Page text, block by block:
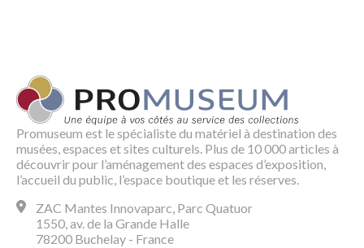
Promuseum est le spécialiste du matériel à destination des
musées, espaces et sites culturels. Plus de 10 000 articles à
découvrir pour l’aménagement des espaces d’exposition,
l’accueil du public, l’espace boutique et les réserves.
ZAC Mantes Innovaparc, Parc Quatuor
1550, av. de la Grande Halle
78200 Buchelay - France